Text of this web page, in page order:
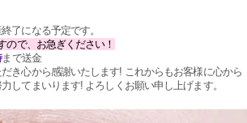
了になる予定です。
ので、お急ぎください！
まで送金
き心から感謝いたします! これからもお客様に心から
してまいります! よろしくお願い申し上げます。